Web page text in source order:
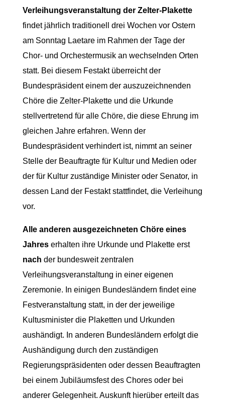
Verleihungsveranstaltung der Zelter-Plakette
findet jährlich traditionell drei Wochen vor Ostern
am Sonntag Laetare im Rahmen der Tage der
Chor- und Orchestermusik an wechselnden Orten
statt. Bei diesem Festakt überreicht der
Bundespräsident einem der auszuzeichnenden
Chöre die Zelter-Plakette und die Urkunde
stellvertretend für alle Chöre, die diese Ehrung im
gleichen Jahre erfahren. Wenn der
Bundespräsident verhindert ist, nimmt an seiner
Stelle der Beauftragte für Kultur und Medien oder
der für Kultur zuständige Minister oder Senator, in
dessen Land der Festakt stattfindet, die Verleihung
vor.
Alle anderen ausgezeichneten Chöre eines
Jahreserhalten ihre Urkunde und Plakette erst
nach der bundesweit zentralen
Verleihungsveranstaltung in einer eigenen
Zeremonie. In einigen Bundesländern findet eine
Festveranstaltung statt, in der der jeweilige
Kultusminister die Plaketten und Urkunden
aushändigt. In anderen Bundesländern erfolgt die
Aushändigung durch den zuständigen
Regierungspräsidenten oder dessen Beauftragten
bei einem Jubiläumsfest des Chores oder bei
anderer Gelegenheit. Auskunft hierüber erteilt das